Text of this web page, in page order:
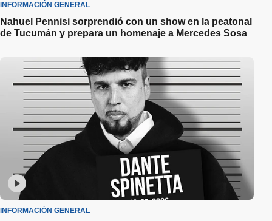
INFORMACIÓN GENERAL
Nahuel Pennisi sorprendió con un show en la peatonal
de Tucumán y prepara un homenaje a Mercedes Sosa
INFORMACIÓN GENERAL